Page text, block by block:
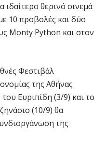
ιδαίτερο θερινό σινεμά
10 προβολές και δύο
Monty Python και στον
Φεστιβάλ
της Αθήνας
Ευριπίδη (3/9) και το
(10/9) θα
της